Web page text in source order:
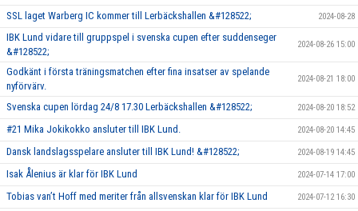
SSL laget Warberg IC kommer till Lerbäckshallen &#128522; 2024-08-28
IBK Lund vidare till gruppspel i svenska cupen efter suddenseger
&#128522;
2024-08-26 15:00
Godkänt i första träningsmatchen efter fina insatser av spelande
nyförvärv.
2024-08-21 18:00
Svenska cupen lördag 24/8 17.30 Lerbäckshallen &#128522; 2024-08-20 18:52
#21 Mika Jokikokko ansluter till IBK Lund. 2024-08-20 14:45
Dansk landslagsspelare ansluter till IBK Lund! &#128522; 2024-08-19 14:45
Isak Ålenius är klar för IBK Lund 2024-07-14 17:00
Tobias van’t Hoff med meriter från allsvenskan klar för IBK Lund 2024-07-12 16:30